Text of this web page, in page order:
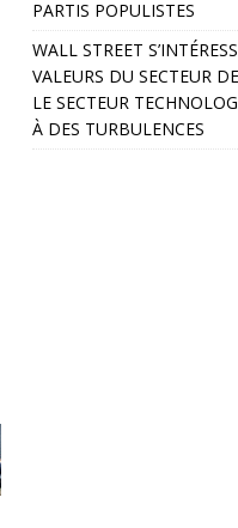
PARTIS POPULISTES
WALL STREET
VALEURS DU SECTEUR
LE SECTEUR
À DES TURBULENCES